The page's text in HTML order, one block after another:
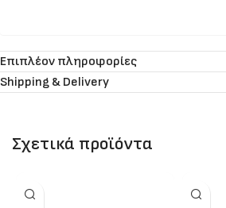
Επιπλέον πληροφορίες
Shipping & Delivery
Σχετικά προϊόντα